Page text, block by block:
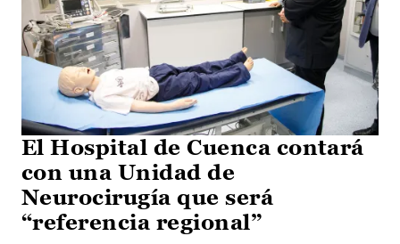
El Hospital de Cuenca contará
con una Unidad de
Neurocirugía que será
“referencia regional”